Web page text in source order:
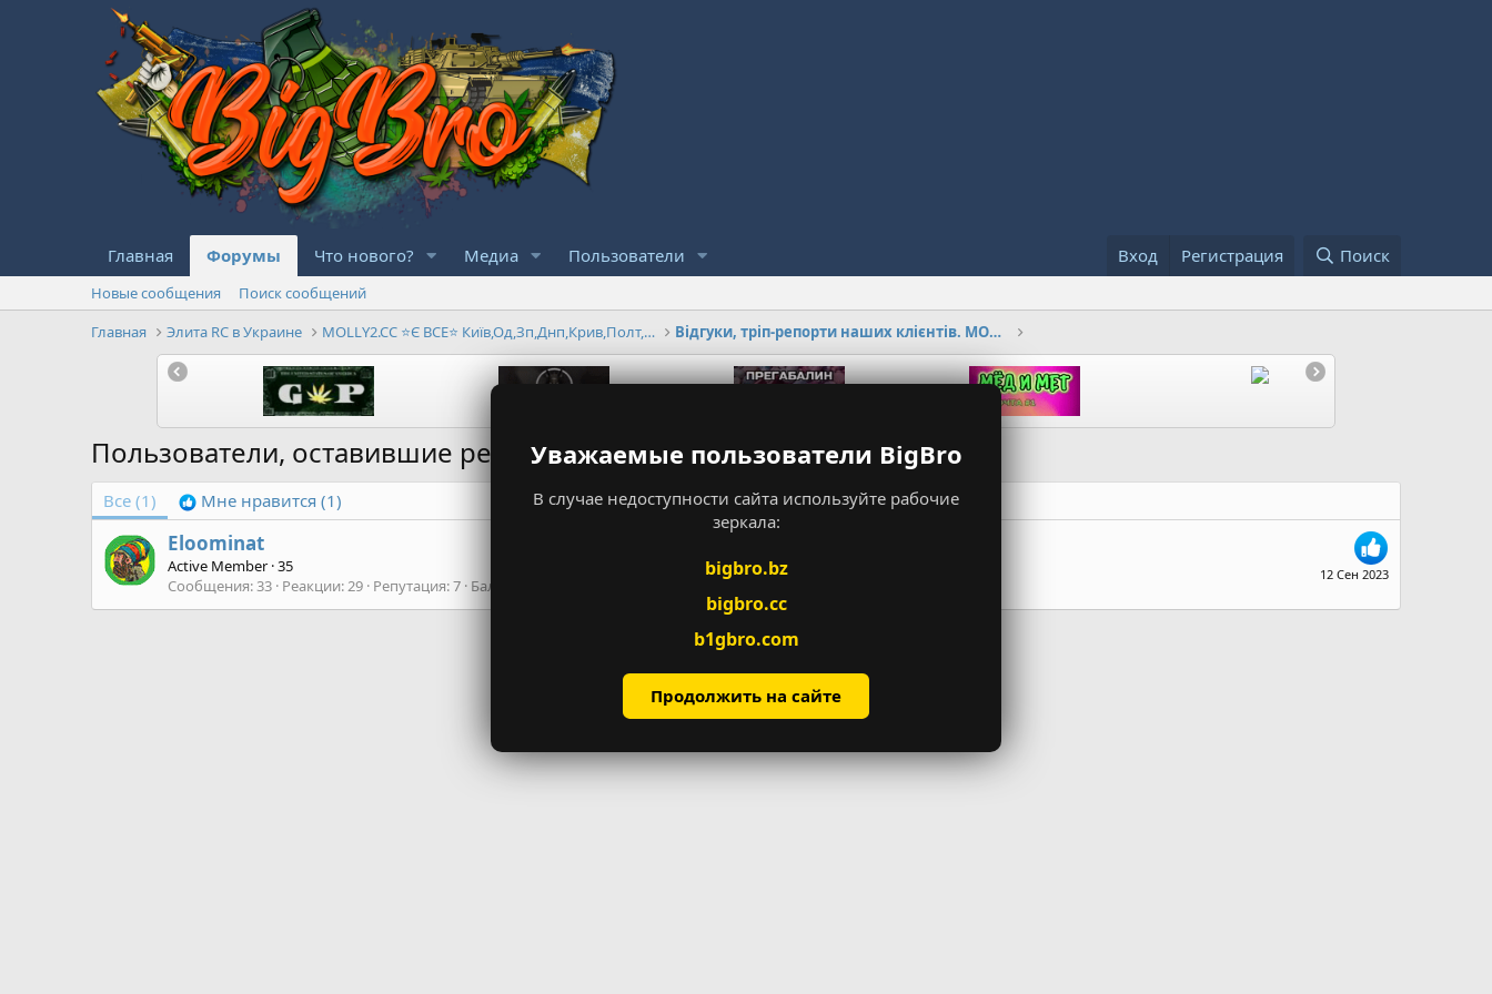
Главная Форумы Что нового? Медиа Пользователи Вход Регистрация Поиск
Новые сообщения
Поиск сообщений
Главная
Элита RC в Украине MOLLY2.CC ⭐️Є ВСЕ⭐️ Київ,Од,Зп,Днп,Крив,Полт,Крем Відгуки, тріп-репорти наших клієнтів. MOLLY2.CC
Пользователи, оставившие реакции к сообщению №219
Все (1) Мне нравится (1)
12 Сен 2023
Eloominat
Active Member ·35
Сообщения 33 Реакции 29 Репутация 7 Баллы
Уважаемые пользователи BigBro
В случае недоступности сайта используйте рабочие
зеркала:
bigbro.bz
bigbro.cc
b1gbro.com
Продолжить на сайте